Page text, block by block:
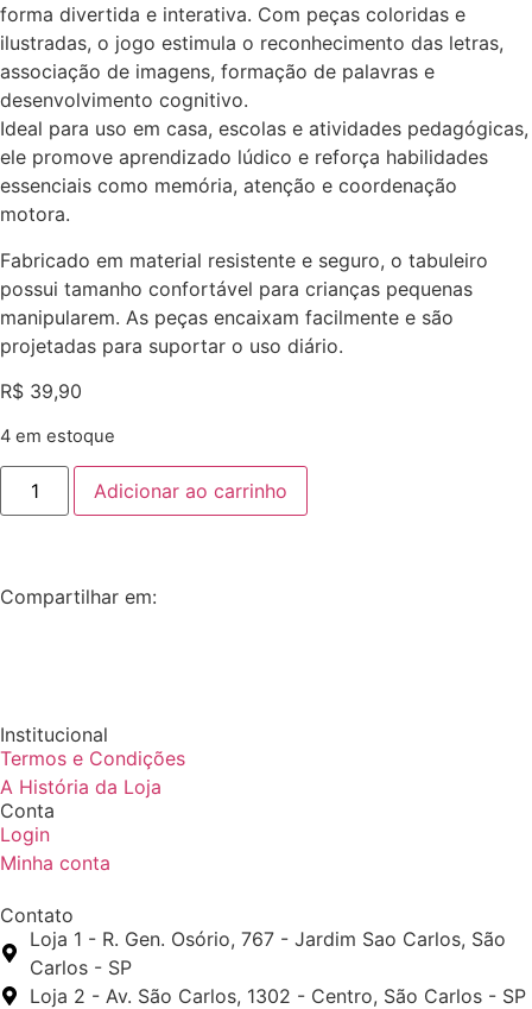
forma divertida e interativa. Com peças coloridas e
ilustradas, o jogo estimula o reconhecimento das letras,
associação de imagens, formação de palavras e
desenvolvimento cognitivo.
Ideal para uso em casa, escolas e atividades pedagógicas,
ele promove aprendizado lúdico e reforça habilidades
essenciais como memória, atenção e coordenação
motora.
Fabricado em material resistente e seguro, o tabuleiro
possui tamanho confortável para crianças pequenas
manipularem. As peças encaixam facilmente e são
projetadas para suportar o uso diário.
R$ 39,90
4 em estoque
Adicionar ao carrinho
Compartilhar em:
Institucional
Termos e Condições
A História da Loja
Conta
Login
Minha conta
Contato
Loja 1 - R. Gen. Osório, 767 - Jardim Sao Carlos, São
Carlos - SP
Loja 2 - Av. São Carlos, 1302 - Centro, São Carlos - SP